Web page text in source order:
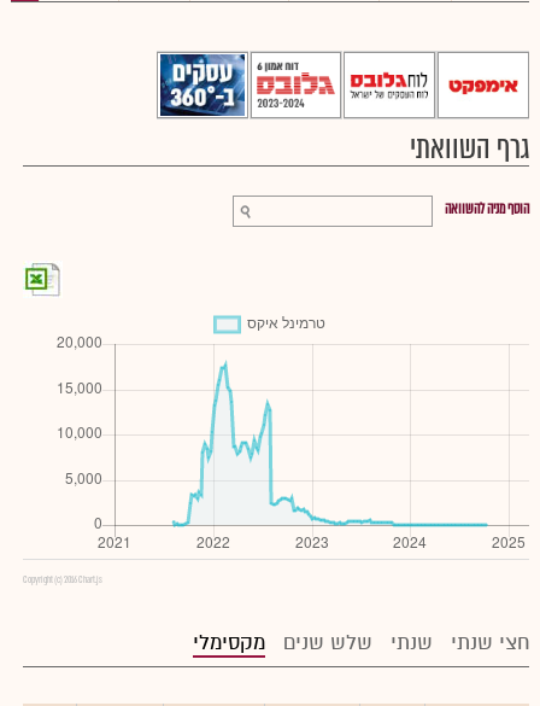
גרף השוואתי
הוסף מניה להשוואה
Copyright (c) 2016 Chart.js
חצי שנתי שנתי שלש שנים מקסימלי